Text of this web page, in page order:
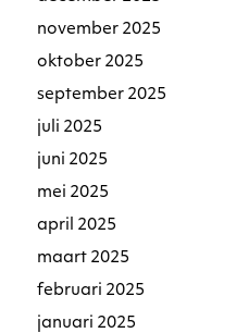
november 2025
oktober 2025
september 2025
juli 2025
juni 2025
mei 2025
april 2025
maart 2025
februari 2025
januari 2025